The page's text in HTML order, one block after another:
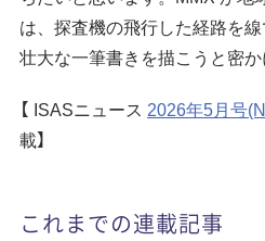
は、探査機の飛行した経路を
壮大な一筆書きを描こうと密か
【 ISASニュース 2026年5月号
載】
これまでの連載記事